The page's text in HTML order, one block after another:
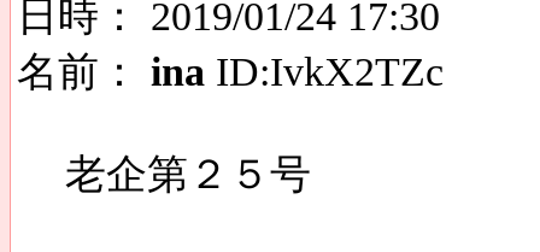
日時： 2019/01/24 17:30
名前： ina ID:IvkX2TZc
老企第２５号